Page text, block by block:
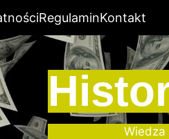
RegulaminKontakt
Wiedza